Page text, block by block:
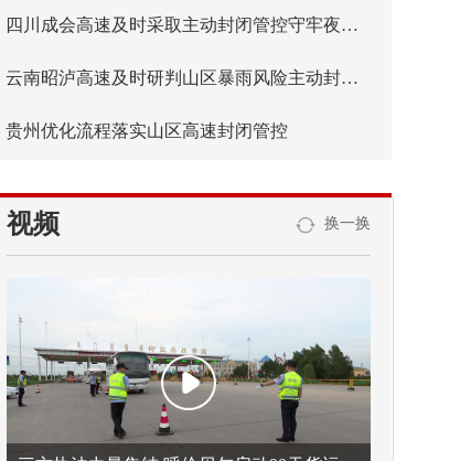
四川成会高速及时采取主动封闭管控守牢夜间安全防线
云南昭泸高速及时研判山区暴雨风险主动封闭管控
贵州优化流程落实山区高速封闭管控
视频 换一换